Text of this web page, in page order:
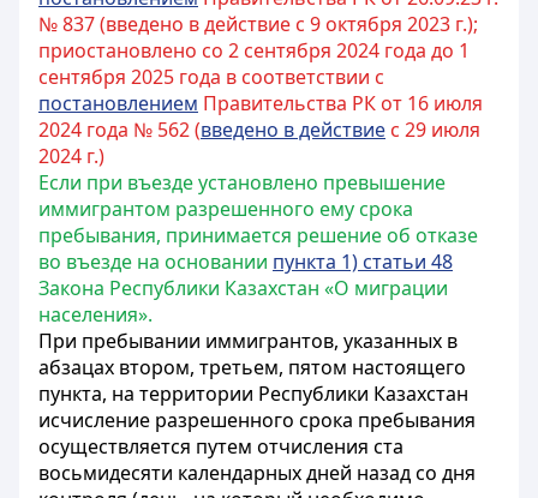
№ 837 (введено в действие с 9 октября 2023 г.);
приостановлено со 2 сентября 2024 года до 1
сентября 2025 года в соответствии с
постановлением Правительства РК от 16 июля
2024 года № 562 (введено в действие с 29 июля
2024 г.)
Если при въезде установлено превышение
иммигрантом разрешенного ему срока
пребывания, принимается решение об отказе
во въезде на основании пункта 1) статьи 48
Закона Республики Казахстан «О миграции
населения».
При пребывании иммигрантов, указанных в
абзацах втором, третьем, пятом настоящего
пункта, на территории Республики Казахстан
исчисление разрешенного срока пребывания
осуществляется путем отчисления ста
восьмидесяти календарных дней назад со дня